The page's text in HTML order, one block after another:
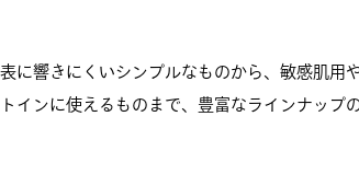
表に響きにくいシンプルなものから、敏感肌用
トインに使えるものまで、豊富なラインナップ